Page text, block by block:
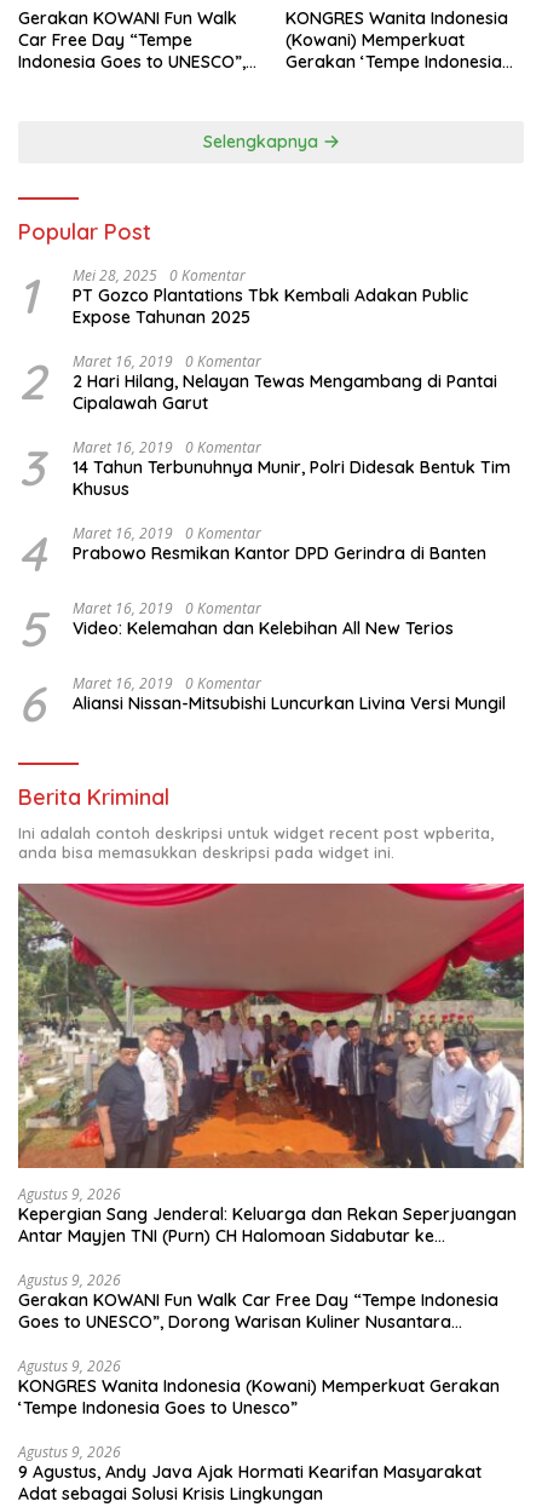
Gerakan KOWANI Fun Walk
Car Free Day “Tempe
Indonesia Goes to UNESCO”,
KONGRES Wanita Indonesia
(Kowani) Memperkuat
Gerakan ‘Tempe Indonesia
Selengkapnya
Popular Post
1 Mei 28, 2025 0 Komentar
PT Gozco Plantations Tbk Kembali Adakan Public
Expose Tahunan 2025
2 Maret 16, 2019 0 Komentar
2 Hari Hilang, Nelayan Tewas Mengambang di Pantai
Cipalawah Garut
3 Maret 16, 2019 0 Komentar
14 Tahun Terbunuhnya Munir, Polri Didesak Bentuk Tim
Khusus
4 Maret 16, 2019 0 Komentar
Prabowo Resmikan Kantor DPD Gerindra di Banten
5 Maret 16, 2019 0 Komentar
Video: Kelemahan dan Kelebihan All New Terios
6 Maret 16, 2019 0 Komentar
Aliansi Nissan-Mitsubishi Luncurkan Livina Versi Mungil
Berita Kriminal
Ini adalah contoh deskripsi untuk widget recent post wpberita,
anda bisa memasukkan deskripsi pada widget ini.
Agustus 9, 2026
Kepergian Sang Jenderal: Keluarga dan Rekan Seperjuangan
Antar Mayjen TNI (Purn) CH Halomoan Sidabutar ke
Agustus 9, 2026
Gerakan KOWANI Fun Walk Car Free Day “Tempe Indonesia
Goes to UNESCO”, Dorong Warisan Kuliner Nusantara
Agustus 9, 2026
KONGRES Wanita Indonesia (Kowani) Memperkuat Gerakan
‘Tempe Indonesia Goes to Unesco”
Agustus 9, 2026
9 Agustus, Andy Java Ajak Hormati Kearifan Masyarakat
Adat sebagai Solusi Krisis Lingkungan